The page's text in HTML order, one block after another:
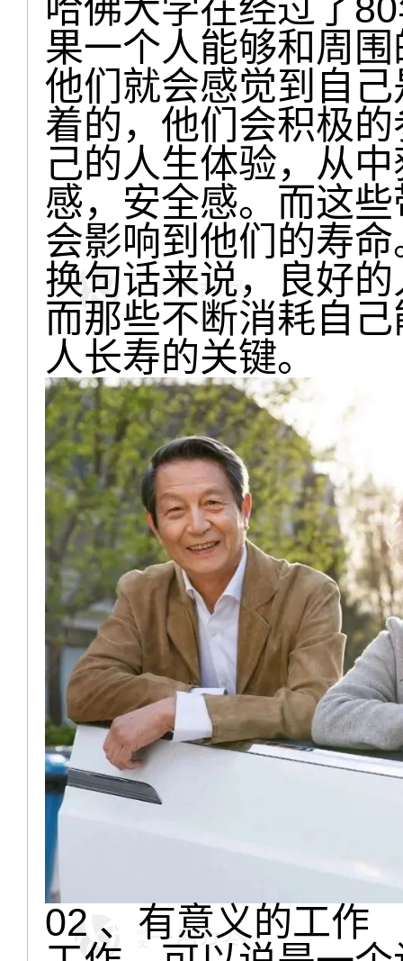
哈佛大学在经过了
果一个人能够和周
他们就会感觉到自
着的，他们会积极
己的人生体验，从
感，安全感。而这
会影响到他们的寿命
换句话来说，良好
而那些不断消耗自
人长寿的关键。
02 、有意义的工作